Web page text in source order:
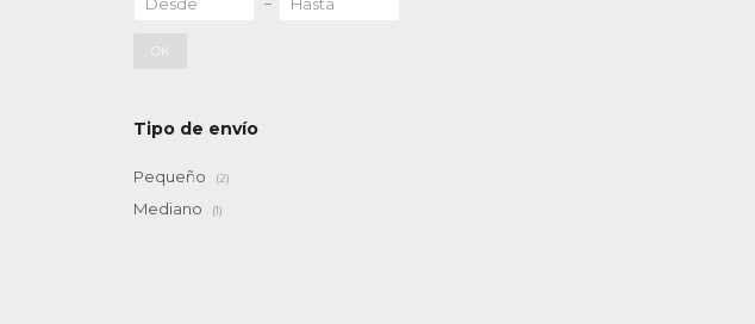
OK
Tipo de envío
Pequeño (2)
Mediano (1)